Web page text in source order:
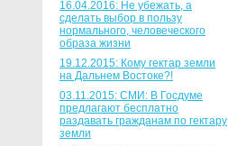
16.04.2016: Не убежать, а
сделать выбор в пользу
нормального, человеческого
образа жизни
19.12.2015: Кому гектар земли
на Дальнем Востоке?!
03.11.2015: СМИ: В Госдуме
предлагают бесплатно
раздавать гражданам по гектару
земли